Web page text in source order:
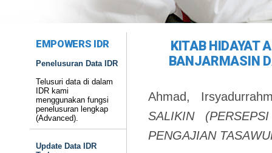
EMPOWERS IDR
Penelusuran Data IDR
Telusuri data di dalam
IDR kami
menggunakan fungsi
penelusuran lengkap
(Advanced).
Update Data IDR
KITAB HIDAYAT
BANJARMASIN
Ahmad,
SALIKIN
PENGAJIAN